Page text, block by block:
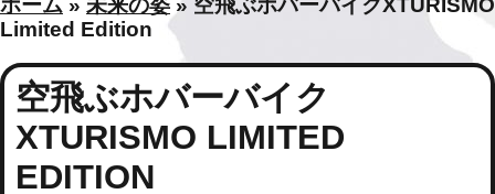
ホーム » 未来の姿 » 空飛ぶホバーバイクXTURISMO
Limited Edition
空飛ぶホバーバイク
XTURISMO LIMITED
EDITION